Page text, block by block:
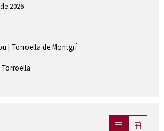
2026
| Torroella de Montgrí
Torroella